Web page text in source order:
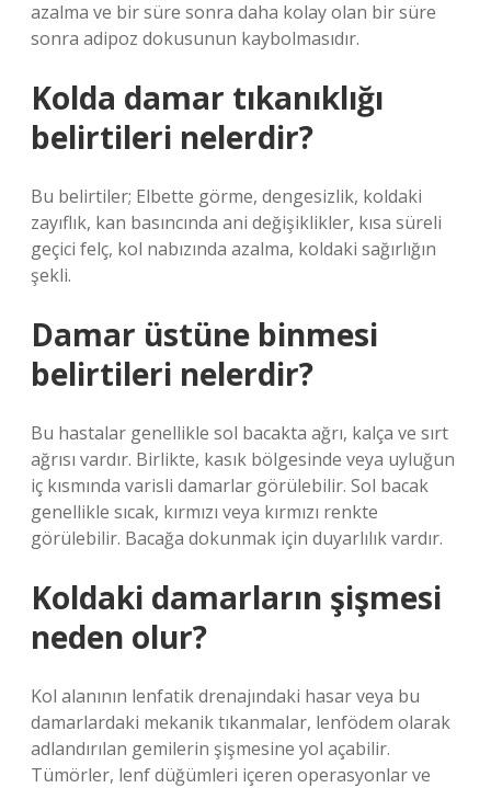
azalma ve bir süre sonra daha kolay olan bir süre
sonra adipoz dokusunun kaybolmasıdır.
Kolda damar tıkanıklığı
belirtileri nelerdir?
Bu belirtiler; Elbette görme, dengesizlik, koldaki
zayıflık, kan basıncında ani değişiklikler, kısa süreli
geçici felç, kol nabızında azalma, koldaki sağırlığın
şekli.
Damar üstüne binmesi
belirtileri nelerdir?
Bu hastalar genellikle sol bacakta ağrı, kalça ve sırt
ağrısı vardır. Birlikte, kasık bölgesinde veya uyluğun
iç kısmında varisli damarlar görülebilir. Sol bacak
genellikle sıcak, kırmızı veya kırmızı renkte
görülebilir. Bacağa dokunmak için duyarlılık vardır.
Koldaki damarların şişmesi
neden olur?
Kol alanının lenfatik drenajındaki hasar veya bu
damarlardaki mekanik tıkanmalar, lenfödem olarak
adlandırılan gemilerin şişmesine yol açabilir.
Tümörler, lenf düğümleri içeren operasyonlar ve